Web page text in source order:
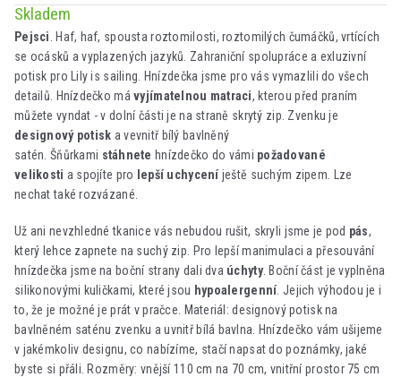
Skladem
Pejsci
. Haf, haf, spousta roztomilosti, roztomilých čumáčků, vrtících
se ocásků a vyplazených jazyků. Zahraniční spolupráce a exluzivní
potisk pro Lily is sailing.
Hnízdečka jsme pro vás vymazlili do všech
detailů. Hnízdečko má vyjímatelnou matraci, kterou před praním
můžete vyndat - v dolní části je na straně skrytý zip. Zvenku je
designový potisk a vevnitř bílý bavlněný
satén Šňůrkami stáhnete hnízdečko do vámi požadované
velikosti a spojíte pro lepší uchycení ještě suchým zipem. Lze
nechat také rozvázané.
Už ani nevzhledné tkanice vás nebudou rušit, skryli jsme je pod pás,
který lehce zapnete na suchý zip. Pro lepší manimulaci a přesouvání
hnízdečka jsme na boční strany dali dva úchyty. Boční část je vyplněna
silikonovými kuličkami, které jsou hypoalergenní . Jejich výhodou je i
to, že je možné je prát v pračce. Materiál: designový potisk na
bavlněném saténu zvenku a uvnitř bílá bavlna. Hnízdečko vám ušijeme
v jakémkoliv designu, co nabízíme, stačí napsat do poznámky, jaké
byste si přáli. Rozměry: vnější 110 cm na 70 cm, vnitřní prostor 75 cm